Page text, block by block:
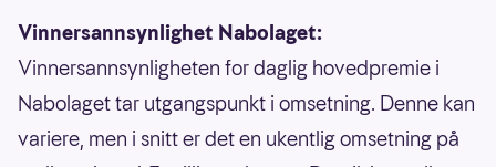
Vinnersannsynlighet Nabolaget:
Vinnersannsynligheten for daglig hovedpremie i
Nabolaget tar utgangspunkt i omsetning. Denne kan
variere, men i snitt er det en ukentlig omsetning på